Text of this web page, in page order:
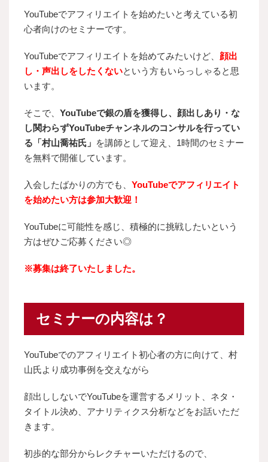
YouTubeでアフィリエイトを始めたいと考えている初
心者向けのセミナーです。
YouTubeでアフィリエイトを始めてみたいけど、 顔出
し・声出しをしたくないという方もいらっしゃると思
います。
そこで、 YouTubeで銀の盾を獲得し、顔出しあり・な
し関わらずYouTubeチャンネルのコンサルを行ってい
る「村山喬祐氏」 を講師として迎え、1時間のセミナー
を無料で開催しています。
入会したばかりの方でも、 YouTubeでアフィリエイト
を始めたい方は参加大歓迎！
YouTubeに可能性を感じ、積極的に挑戦したいという
方はぜひご応募ください◎
※募集は終了いたしました。
セミナーの内容は？
YouTubeでのアフィリエイト初心者の方に向けて、村
山氏より成功事例を交えながら
顔出ししないでYouTubeを運営するメリット、ネタ・
タイトル決め、アナリティクス分析などをお話いただ
きます。
初歩的な部分からレクチャーいただけるので、